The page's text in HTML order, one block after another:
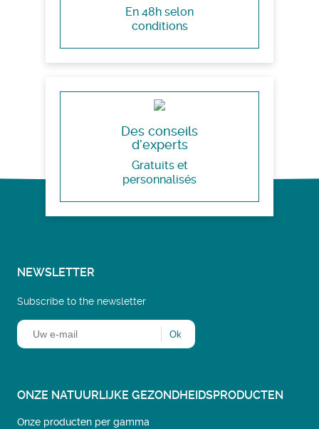
En 48h selon
conditions
Des conseils
d’experts
Gratuits et
personnalisés
NEWSLETTER
Subscribe to the newsletter
ONZE NATUURLIJKE GEZONDHEIDSPRODUCTEN
Onze producten per gamma